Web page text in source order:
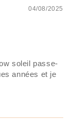
04/08/2025
soleil passe-
années et je